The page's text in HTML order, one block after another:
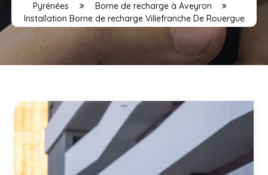
Pyrénées
Borne de recharge à Aveyron
Installation Borne de recharge Villefranche De Rouergue